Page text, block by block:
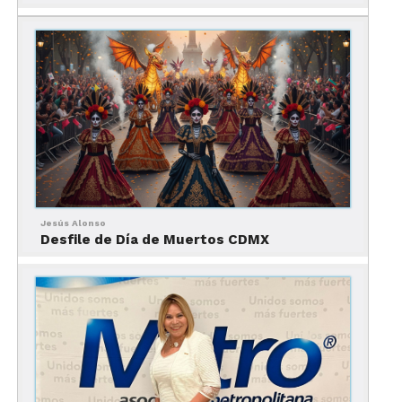
programa de actividades de esta edición de la Feria
de Puebla 2022. El anuncio se realizó en la Ciudad
de México y en él participaron Marta Ornelas
Guerrero, secretaria de Turismo de Puebla; Ana
Lauro Altamirano, secretaria de Desarrollo Rural;
Olivia Salomón, secretaria de Economía; Sergio
Vergara, secretario de Cultura; y Nayeli Rocha
Gallardo, gerente de RP Espectáculos.
Jesús Alonso
Desfile de Día de Muertos CDMX